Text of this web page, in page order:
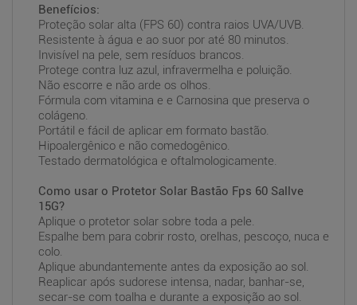
Benefícios:
Proteção solar alta (FPS 60) contra raios UVA/UVB.
Resistente à água e ao suor por até 80 minutos.
Invisível na pele, sem resíduos brancos.
Protege contra luz azul, infravermelha e poluição.
Não escorre e não arde os olhos.
Fórmula com vitamina e e Carnosina que preserva o
colágeno.
Portátil e fácil de aplicar em formato bastão.
Hipoalergênico e não comedogênico.
Testado dermatológica e oftalmologicamente.
Como usar o Protetor Solar Bastão Fps 60 Sallve
15G?
Aplique o protetor solar sobre toda a pele.
Espalhe bem para cobrir rosto, orelhas, pescoço, nuca e
colo.
Aplique abundantemente antes da exposição ao sol.
Reaplicar após sudorese intensa, nadar, banhar-se,
secar-se com toalha e durante a exposição ao sol.